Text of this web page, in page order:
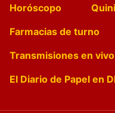
Horóscopo
Farmacias de turno
Transmisiones en vivo
El Diario de Papel en